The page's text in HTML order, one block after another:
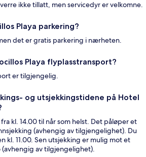
ikke tillatt, men servicedyr er velkomne.
Playa parkering?
det er gratis parkering i nærheten.
Playa flyplasstransport?
er tilgjengelig.
og utsjekkingstidene på Hotel
kl. 14.00 til når som helst. Det påløper et
(avhengig av tilgjengelighet). Du
kl. 11.00. Sen utsjekking er mulig mot et
(avhengig av tilgjengelighet).